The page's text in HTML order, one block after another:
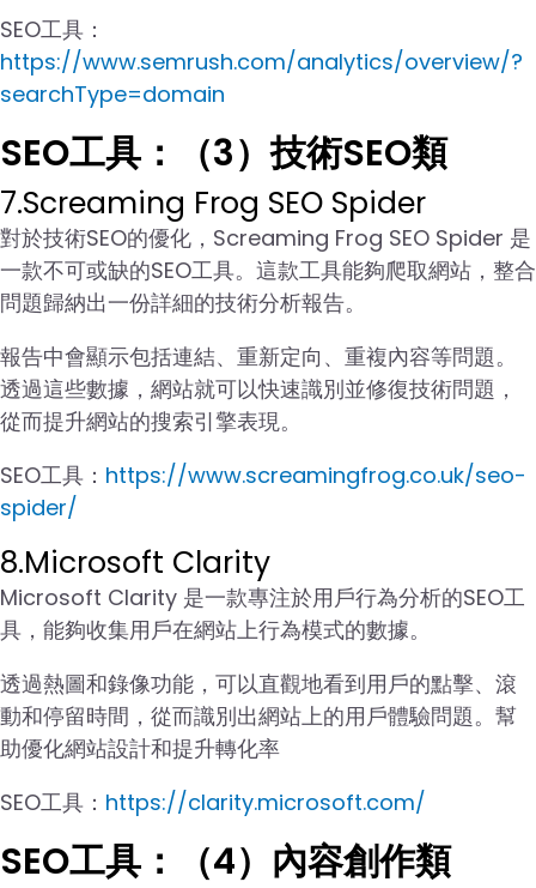
SEO工具：
https://www.semrush.com/analytics/overview/?
searchType=domain
SEO工具：（3）技術SEO類
7.Screaming Frog SEO Spider
對於技術SEO的優化，Screaming Frog SEO Spider 是
一款不可或缺的SEO工具。這款工具能夠爬取網站，整合
問題歸納出一份詳細的技術分析報告。
報告中會顯示包括連結、重新定向、重複內容等問題。
透過這些數據，網站就可以快速識別並修復技術問題，
從而提升網站的搜索引擎表現。
SEO工具： https://www.screamingfrog.co.uk/seo-
spider/
8.Microsoft Clarity
Microsoft Clarity 是一款專注於用戶行為分析的SEO工
具，能夠收集用戶在網站上行為模式的數據。
透過熱圖和錄像功能，可以直觀地看到用戶的點擊、滾
動和停留時間，從而識別出網站上的用戶體驗問題。幫
助優化網站設計和提升轉化率
SEO工具： https://clarity.microsoft.com/
SEO工具：（4）內容創作類